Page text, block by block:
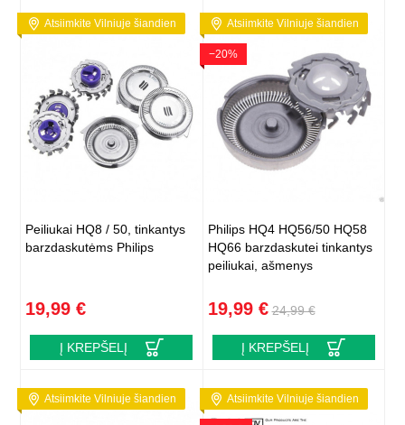
Atsiimkite Vilniuje šiandien
Peiliukai HQ8 / 50, tinkantys
barzdaskutėms Philips
19,99 €
Į KREPŠELĮ
Atsiimkite Vilniuje šiandien
−20%
Philips HQ4 HQ56/50 HQ58
HQ66 barzdaskutei tinkantys
peiliukai, ašmenys
19,99 € 24,99 €
Į KREPŠELĮ
Atsiimkite Vilniuje šiandien Atsiimkite Vilniuje šiandien